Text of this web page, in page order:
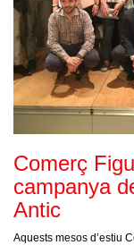
Comerç
campanya
Antic
Aquests mesos d’estiu